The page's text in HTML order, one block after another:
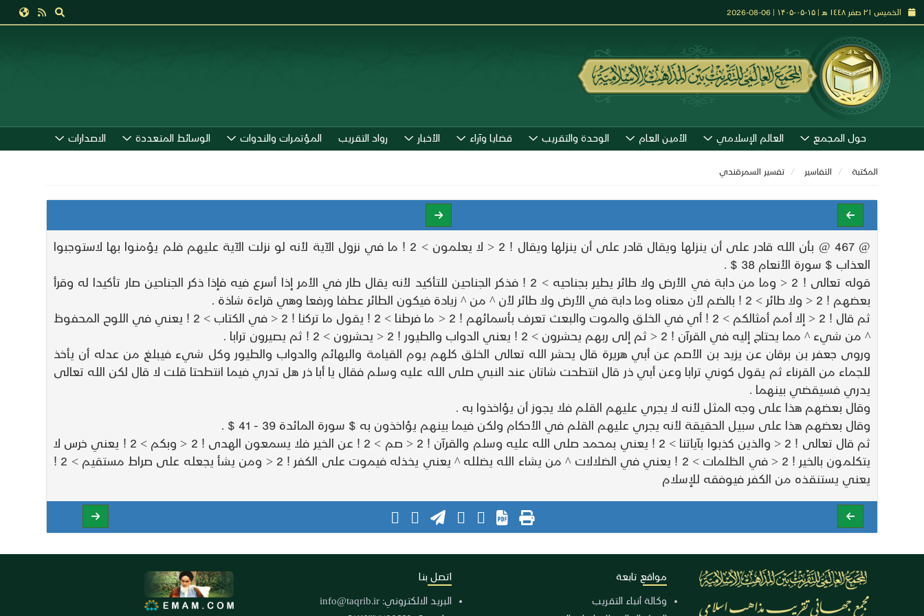
الخميس ٢١ صفر ١٤٤٨ هـ | ۱۵-۰۵-۱۴۰۵ | 06-08-2026
حول المجمع العالم الإسلامي الأمين العام الوحدة والتقريب قضايا وآراء الأخبار رواد التقريب المؤتمرات والندوات الوسائط المتعددة الاصدارات
المكتبة التفاسير تفسير السمرقندي
@ 467 @ بأن الله قادر على أن ينزلها ويقال قادر على أن ينزلها ويقال ! 2 < لا يعلمون > 2 ! ما في نزول الآية لأنه لو نزلت الآية عليهم فلم يؤمنوا بها لاستوجبوا
العذاب $ سورة الأنعام 38 $ .
قوله تعالى ! 2 < وما من دابة في الأرض ولا طائر يطير بجناحيه > 2 ! فذكر الجناحين للتأكيد لأنه يقال طار في الأمر إذا أسرع فيه فإذا ذكر الجناحين صار تأكيدا له وقرأ
بعضهم ! 2 < ولا طائر > 2 ! بالضم لأن معناه وما دابة في الأرض ولا طائر لأن ^ من ^ زيادة فيكون الطائر عطفا ورفعا وهي قراءة شاذة .
ثم قال ! 2 < إلا أمم أمثالكم > 2 ! أي في الخلق والموت والبعث تعرف بأسمائهم ! 2 < ما فرطنا > 2 ! يقول ما تركنا ! 2 < في الكتاب > 2 ! يعني في اللوح المحفوظ
^ من شيء ^ مما يحتاج إليه في القرآن ! 2 < ثم إلى ربهم يحشرون > 2 ! يعني الدواب والطيور ! 2 < يحشرون > 2 ! ثم يصيرون ترابا .
وروى جعفر بن برقان عن يزيد بن الأصم عن أبي هريرة قال يحشر الله تعالى الخلق كلهم يوم القيامة والبهائم والدواب والطيور وكل شيء فيبلغ من عدله أن يأخذ
للجماء من القرناء ثم يقول كوني ترابا وعن أبي ذر قال انتطحت شاتان عند النبي صلى الله عليه وسلم فقال يا أبا ذر هل تدري فيما انتطحتا قلت لا قال لكن الله تعالى
يدري فسيقضي بينهما .
وقال بعضهم هذا على وجه المثل لأنه لا يجري عليهم القلم فلا يجوز أن يؤاخذوا به .
وقال بعضهم هذا على سبيل الحقيقة لأنه يجري عليهم القلم في الأحكام ولكن فيما بينهم يؤاخذون به $ سورة المائدة 39 - 41 $ .
ثم قال تعالى ! 2 < والذين كذبوا بآياتنا > 2 ! يعني بمحمد صلى الله عليه وسلم والقرآن ! 2 < صم > 2 ! عن الخير فلا يسمعون الهدى ! 2 < وبكم > 2 ! يعني خرس لا
يتكلمون بالخير ! 2 < في الظلمات > 2 ! يعني في الضلالات ^ من يشاء الله يضلله ^ يعني يخذله فيموت على الكفر ! 2 < ومن يشأ يجعله على صراط مستقيم > 2 !
يعني يستنقذه من الكفر فيوفقه للإسلام
مواقع تابعة
وكالة أنباء التقريب
اتصل بنا
البريد الالكتروني: info@taqrib.ir